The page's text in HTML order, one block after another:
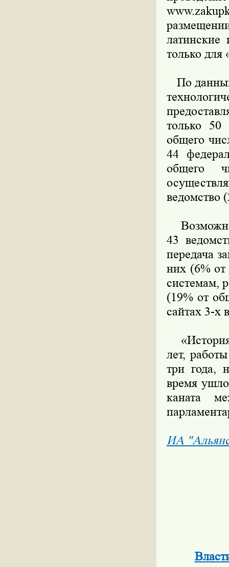
только для
По
только 50
общего
44
общего
ведомство
43
передача
них (6%
системам,
(19% от
сайтах 3-х
«История
лет,
три года,
время
каната
ИА